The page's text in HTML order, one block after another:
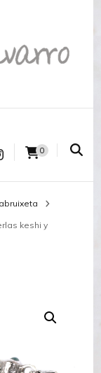
0
keshi y